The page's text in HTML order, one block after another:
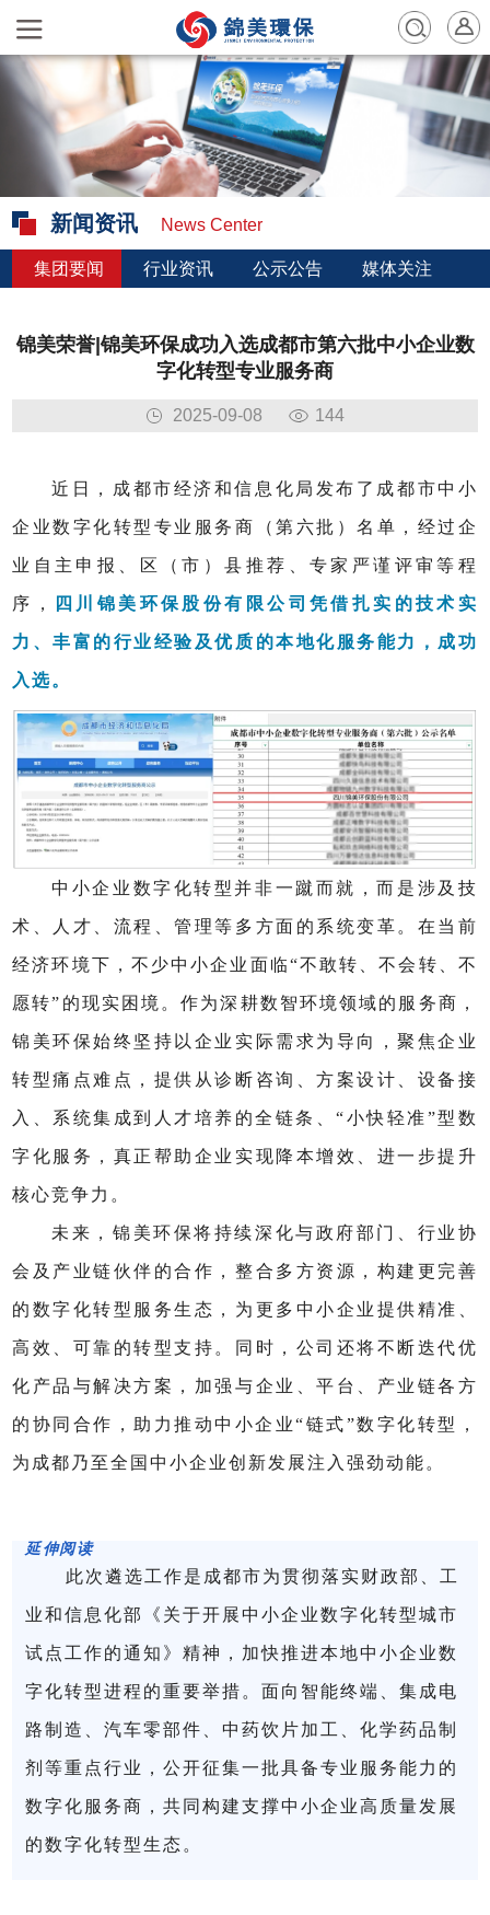
新闻资讯 News Center
集团要闻 行业资讯 公示公告 媒体关注
锦美荣誉|锦美环保成功入选成都市第六批中小企业数
字化转型专业服务商
2025-09-08 144
近日，成都市经济和信息化局发布了成都市中小
企业数字化转型专业服务商（第六批）名单，经过企
业自主申报、区（市）县推荐、专家严谨评审等程
序， 四川锦美环保股份有限公司凭借扎实的技术实
力、丰富的行业经验及优质的本地化服务能力，成功
入选。
中小企业数字化转型并非一蹴而就，而是涉及技
术、人才、流程、管理等多方面的系统变革。在当前
经济环境下，不少中小企业面临“不敢转、不会转、不
愿转”的现实困境。作为深耕数智环境领域的服务商，
锦美环保始终坚持以企业实际需求为导向，聚焦企业
转型痛点难点，提供从诊断咨询、方案设计、设备接
入、系统集成到人才培养的全链条、“小快轻准”型数
字化服务，真正帮助企业实现降本增效、进一步提升
核心竞争力。
未来，锦美环保将持续深化与政府部门、行业协
会及产业链伙伴的合作，整合多方资源，构建更完善
的数字化转型服务生态，为更多中小企业提供精准、
高效、可靠的转型支持。同时，公司还将不断迭代优
化产品与解决方案，加强与企业、平台、产业链各方
的协同合作，助力推动中小企业“链式”数字化转型，
为成都乃至全国中小企业创新发展注入强劲动能。
延伸阅读
此次遴选工作是成都市为贯彻落实财政部、工
业和信息化部《关于开展中小企业数字化转型城市
试点工作的通知》精神，加快推进本地中小企业数
字化转型进程的重要举措。面向智能终端、集成电
路制造、汽车零部件、中药饮片加工、化学药品制
剂等重点行业，公开征集一批具备专业服务能力的
数字化服务商，共同构建支撑中小企业高质量发展
的数字化转型生态。